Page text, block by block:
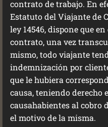
contrato de trabajo. En
Estatuto del Viajante de
ley 14546, dispone que
contrato, una vez
mismo, todo viajante
indemnización por
que le hubiera
causa, teniendo derecho
causahabientes al cobro
el motivo de la misma.